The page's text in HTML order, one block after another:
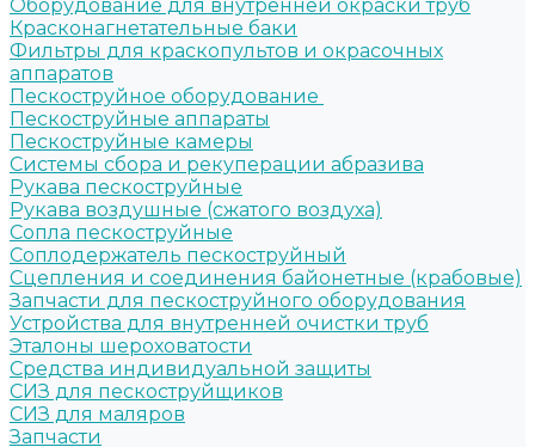
Оборудование для внутренней окраски труб
Красконагнетательные баки
Фильтры для краскопультов и окрасочных
аппаратов
Пескоструйное оборудование
Пескоструйные аппараты
Пескоструйные камеры
Системы сбора и рекуперации абразива
Рукава пескоструйные
Рукава воздушные (сжатого воздуха)
Сопла пескоструйные
Соплодержатель пескоструйный
Сцепления и соединения байонетные (крабовые)
Запчасти для пескоструйного оборудования
Устройства для внутренней очистки труб
Эталоны шероховатости
Средства индивидуальной защиты
СИЗ для пескоструйщиков
СИЗ для маляров
Запчасти